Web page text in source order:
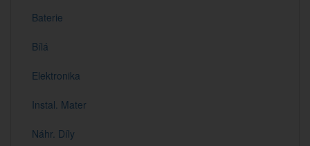
Baterie
Bílá
Elektronika
Instal. Mater
Náhr. Díly